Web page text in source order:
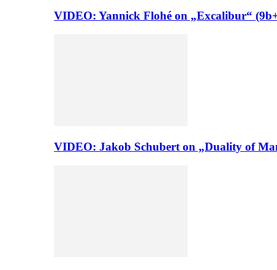
VIDEO: Yannick Flohé on „Excalibur“
VIDEO: Jakob Schubert on „Duality of